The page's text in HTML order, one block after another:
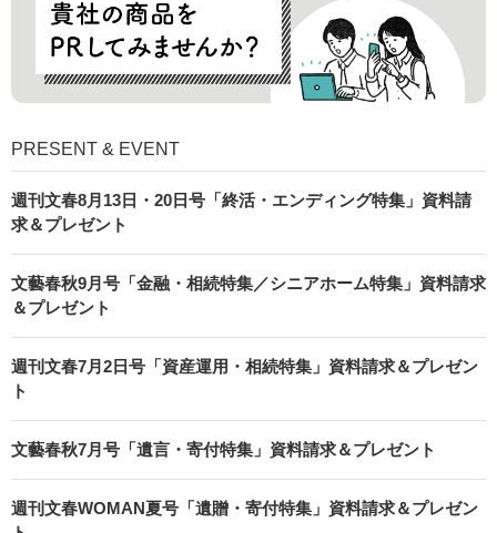
PRESENT & EVENT
週刊文春8月13日・20日号「終活・エンディング特集」資料請
求＆プレゼント
文藝春秋9月号「金融・相続特集／シニアホーム特集」資料請求
＆プレゼント
週刊文春7月2日号「資産運用・相続特集」資料請求＆プレゼン
ト
文藝春秋7月号「遺言・寄付特集」資料請求＆プレゼント
週刊文春WOMAN夏号「遺贈・寄付特集」資料請求＆プレゼン